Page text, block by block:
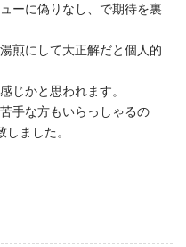
ーに偽りなし、で期待を裏
煎にして大正解だと個人的
じかと思われます。
手な方もいらっしゃるの
ました。